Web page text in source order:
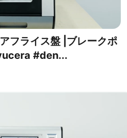
フライス盤 |ブレークポ
#den...